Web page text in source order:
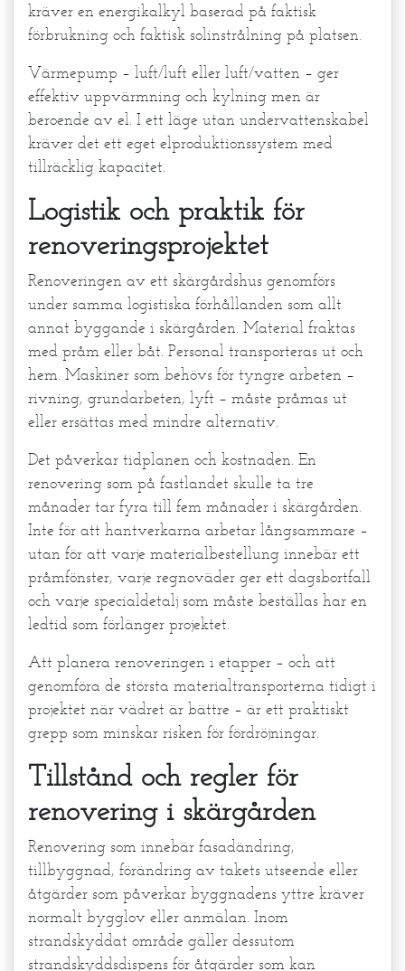
kräver en energikalkyl baserad på faktisk
förbrukning och faktisk solinstrålning på platsen.
Värmepump – luft/luft eller luft/vatten – ger
effektiv uppvärmning och kylning men är
beroende av el. I ett läge utan undervattenskabel
kräver det ett eget elproduktionssystem med
tillräcklig kapacitet.
Logistik och praktik för
renoveringsprojektet
Renoveringen av ett skärgårdshus genomförs
under samma logistiska förhållanden som allt
annat byggande i skärgården. Material fraktas
med pråm eller båt. Personal transporteras ut och
hem. Maskiner som behövs för tyngre arbeten –
rivning, grundarbeten, lyft – måste pråmas ut
eller ersättas med mindre alternativ.
Det påverkar tidplanen och kostnaden. En
renovering som på fastlandet skulle ta tre
månader tar fyra till fem månader i skärgården.
Inte för att hantverkarna arbetar långsammare –
utan för att varje materialbestellung innebär ett
pråmfönster, varje regnoväder ger ett dagsbortfall
och varje specialdetalj som måste beställas har en
ledtid som förlänger projektet.
Att planera renoveringen i etapper – och att
genomföra de största materialtransporterna tidigt i
projektet när vädret är bättre – är ett praktiskt
grepp som minskar risken för fördröjningar.
Tillstånd och regler för
renovering i skärgården
Renovering som innebär fasadändring,
tillbyggnad, förändring av takets utseende eller
åtgärder som påverkar byggnadens yttre kräver
normalt bygglov eller anmälan. Inom
strandskyddat område gäller dessutom
strandskyddsdispens för åtgärder som kan